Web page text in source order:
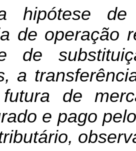
hipótese de
de operação
de
a
futura de
e pago